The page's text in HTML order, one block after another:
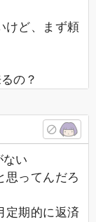
けど、まず頼
の？
ない
思ってんだろ
定期的に返済